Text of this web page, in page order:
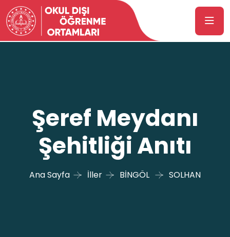
Şeref Meydanı
Şehitliği Anıtı
Ana Sayfa İller BİNGÖL SOLHAN